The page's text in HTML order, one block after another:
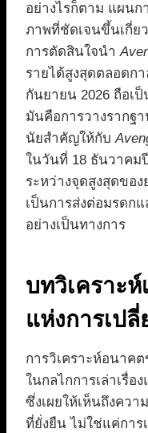
อย่างไรก็ตาม แผนก
ภาพที่ชัดเจนขึ้นเกี่ย
การตัดสินใจนำ
รายได้สูงสุดตลอดก
กันยายน 2026 ถือเ
มันคือการวางรากฐ
นัยสำคัญให้กับ
ในวันที่ 18 ธันวาคม
ระหว่างจุดสูงสุดขอ
เป็นการส่งต่อมรดก
อย่างเป็นทางการ
บทวิเคราะ
แห่งการเป
การวิเคราะห์อนาคต
ในกลไกการเล่าเรื่อ
ซึ่งเผยให้เห็นถึงควา
ที่ยั่งยืน ไม่ใช่แค่การ